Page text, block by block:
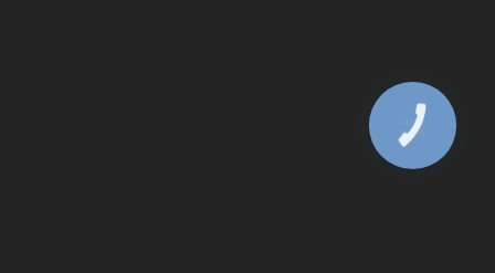
КНОПКА
ЗВ'ЯЗКУ